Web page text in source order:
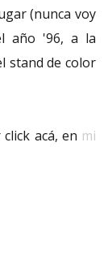
(nunca voy
año '96, a la
stand de color
acá, en mi